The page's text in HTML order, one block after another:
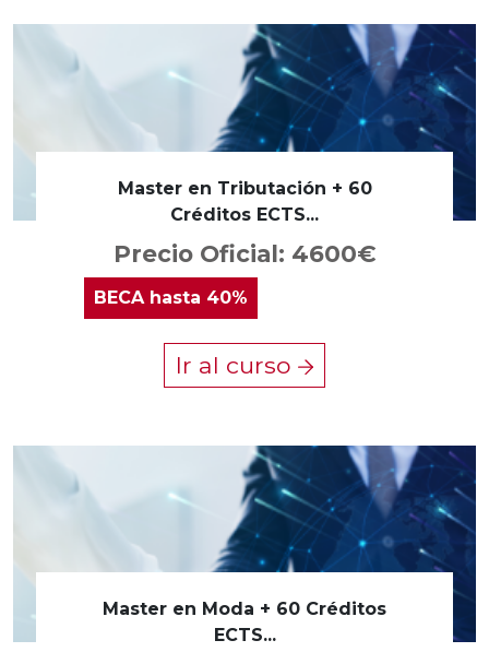
Master en Tributación + 60
Créditos ECTS...
Precio Oficial: 4600€
BECA hasta 40%
Ir al curso
Master en Moda + 60 Créditos
ECTS...